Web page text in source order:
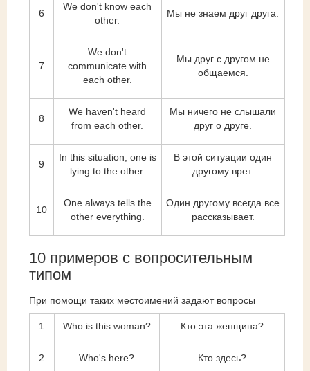
6
We don't know each
other.
Мы не знаем друг друга.
7
We don't
communicate with
each other.
Мы друг с другом не
общаемся.
8
We haven't heard
from each other.
Мы ничего не слышали
друг о друге.
9
In this situation, one is
lying to the other.
В этой ситуации один
другому врет.
10
One always tells the
other everything.
Один другому всегда все
рассказывает.
10 примеров с вопросительным
типом
При помощи таких местоимений задают вопросы
1 Who is this woman? Кто эта женщина?
2 Who's here? Кто здесь?